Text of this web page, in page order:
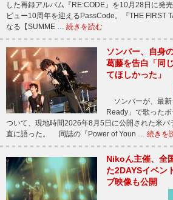
した再録アルバム『RE:CODE』を10月28日に
ビュー10周年を迎えるPassCode。『THE FIRST
なる【SUMME … 続きを読む
ソンバー、自身
葛藤を告白「同
てほしかった」
ソンバーが、最新
Ready」で歌った
ついて、現地時間2026年8月5日に公開された米バ
直に語った。 同誌の『Power of Youn … 続きを
Nikoん主催、全
た2DAYSイベン
ブ映像も公開